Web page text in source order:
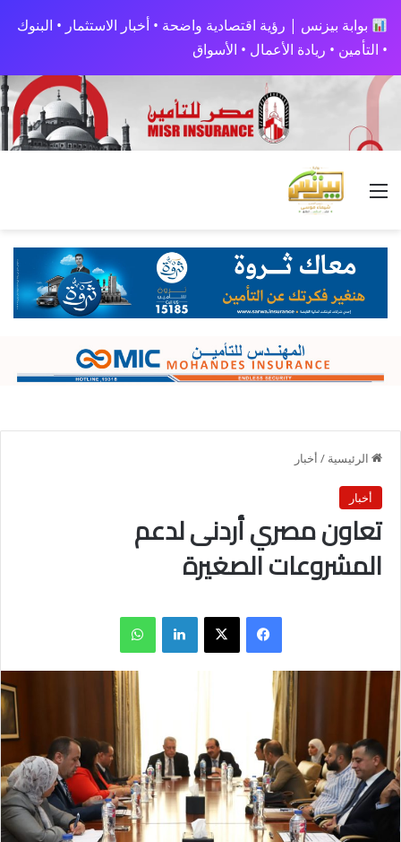
بوابة بيزنس | رؤية اقتصادية واضحة • أخبار الاستثمار • البنوك
• التأمين • ريادة الأعمال • الأسواق
القائمة
الرئيسية / أخبار
أخبار
تعاون مصري أردنى لدعم
المشروعات الصغيرة
فيسبوك X لينكدإن